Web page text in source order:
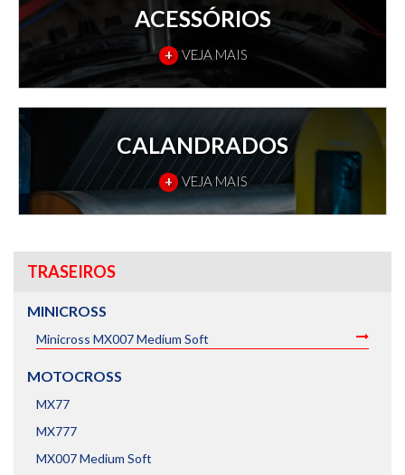
ACESSÓRIOS
+ VEJA MAIS
CALANDRADOS
+ VEJA MAIS
TRASEIROS
MINICROSS
Minicross MX007 Medium Soft
MOTOCROSS
MX77
MX777
MX007 Medium Soft